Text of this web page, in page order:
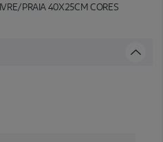
PRAIA 40X25CM CORES